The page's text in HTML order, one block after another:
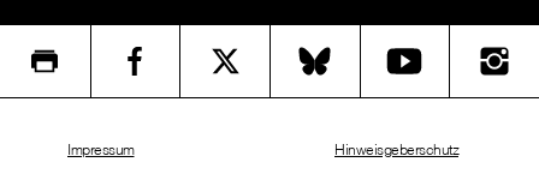
Impressum Hinweisgeberschutz